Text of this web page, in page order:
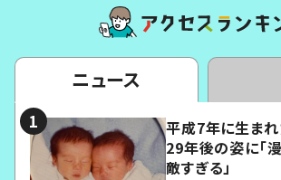
ニュース
平成7年に生ま
29年後の姿に「
敵すぎる」